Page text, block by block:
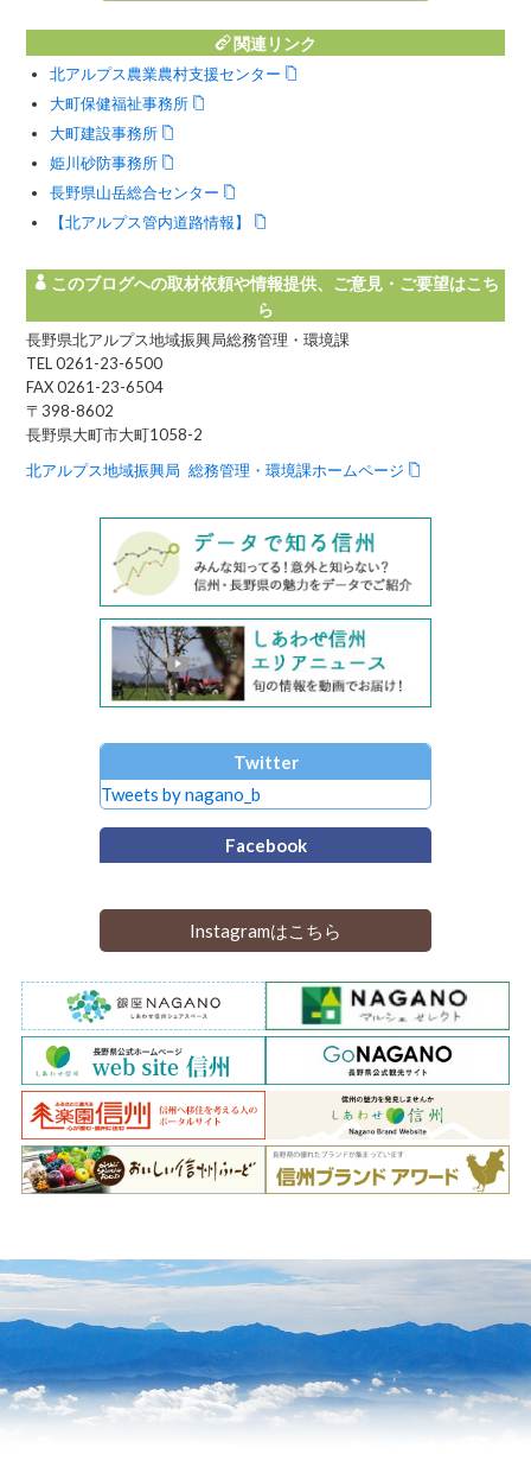
関連リンク
北アルプス農業農村支援センター
大町保健福祉事務所
大町建設事務所
姫川砂防事務所
長野県山岳総合センター
【北アルプス管内道路情報】
このブログへの取材依頼や情報提供、ご意見・ご要望はこち
ら
長野県北アルプス地域振興局総務管理・環境課
TEL 0261-23-6500
FAX 0261-23-6504
〒398-8602
長野県大町市大町1058-2
北アルプス地域振興局 総務管理・環境課ホームページ
Twitter
Tweets by nagano_b
Facebook
Instagramはこちら